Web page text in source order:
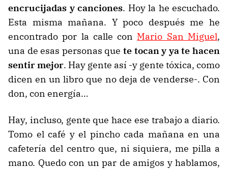
encrucijadas y canciones. Hoy la he escuchado.
Esta misma mañana. Y poco después me he
encontrado por la calle con Mario San Miguel,
una de esas personas que te tocan y ya te hacen
sentir mejor. Hay gente así -y gente tóxica, como
dicen en un libro que no deja de venderse-. Con
don, con energía…
Hay, incluso, gente que hace ese trabajo a diario.
Tomo el café y el pincho cada mañana en una
cafetería del centro que, ni siquiera, me pilla a
mano. Quedo con un par de amigos y hablamos,